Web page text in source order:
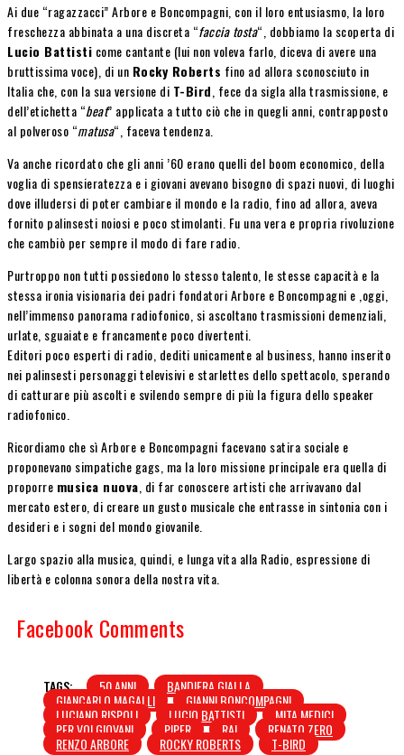
Ai due “ragazzacci” Arbore e Boncompagni, con il loro entusiasmo, la loro
freschezza abbinata a una discreta “faccia tosta“, dobbiamo la scoperta di
Lucio Battisti come cantante (lui non voleva farlo, diceva di avere una
bruttissima voce), di un Rocky Roberts fino ad allora sconosciuto in
Italia che, con la sua versione di T-Bird , fece da sigla alla trasmissione, e
dell’etichetta “beat” applicata a tutto ciò che in quegli anni, contrapposto
al polveroso “matusa“, faceva tendenza.
Va anche ricordato che gli anni ’60 erano quelli del boom economico, della
voglia di spensieratezza e i giovani avevano bisogno di spazi nuovi, di luoghi
dove illudersi di poter cambiare il mondo e la radio, fino ad allora, aveva
fornito palinsesti noiosi e poco stimolanti. Fu una vera e propria rivoluzione
che cambiò per sempre il modo di fare radio.
Purtroppo non tutti possiedono lo stesso talento, le stesse capacità e la
stessa ironia visionaria dei padri fondatori Arbore e Boncompagni e ,oggi,
nell’immenso panorama radiofonico, si ascoltano trasmissioni demenziali,
urlate, sguaiate e francamente poco divertenti.
Editori poco esperti di radio, dediti unicamente al business, hanno inserito
nei palinsesti personaggi televisivi e starlettes dello spettacolo, sperando
di catturare più ascolti e svilendo sempre di più la figura dello speaker
radiofonico.
Ricordiamo che sì Arbore e Boncompagni facevano satira sociale e
proponevano simpatiche gags, ma la loro missione principale era quella di
proporre musica nuova , di far conoscere artisti che arrivavano dal
mercato estero, di creare un gusto musicale che entrasse in sintonia con i
desideri e i sogni del mondo giovanile.
Largo spazio alla musica, quindi, e lunga vita alla Radio, espressione di
libertà e colonna sonora della nostra vita.
Facebook Comments
TAGS: 50 ANNI BANDIERA GIALLA
GIANCARLO MAGALLI GIANNI BONCOMPAGNI
LUCIANO RISPOLI LUCIO BATTISTI MITA MEDICI
PER VOI GIOVANI PIPER RAI RENATO ZERO
RENZO ARBORE ROCKY ROBERTS T-BIRD